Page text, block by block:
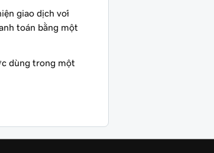
giao dịch với
toán bằng một
dùng trong một